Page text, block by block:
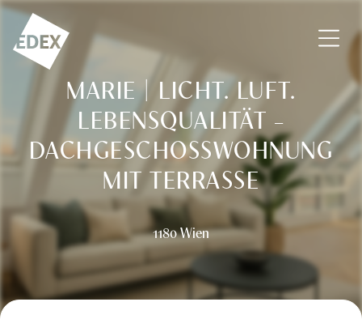
Zum Inhalt springen
EDEX Immobilien GmbH – Vermittlung – Bewertung –
MARIE | LICHT. LUFT.
LEBENSQUALITÄT –
DACHGESCHOSSWOHNUNG M
IT TERRASSE
1180 Wien